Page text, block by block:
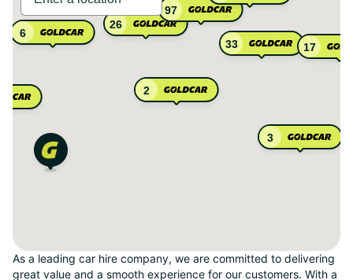
2
26
97
33
3
6
17
As a leading car hire company, we are committed to delivering
great value and a smooth experience for our customers. With a